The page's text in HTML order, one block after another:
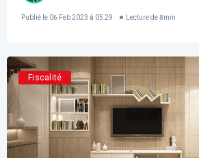
Publié le 06 Feb 2023 à 05:29 Lecture de 8min
Fiscalité